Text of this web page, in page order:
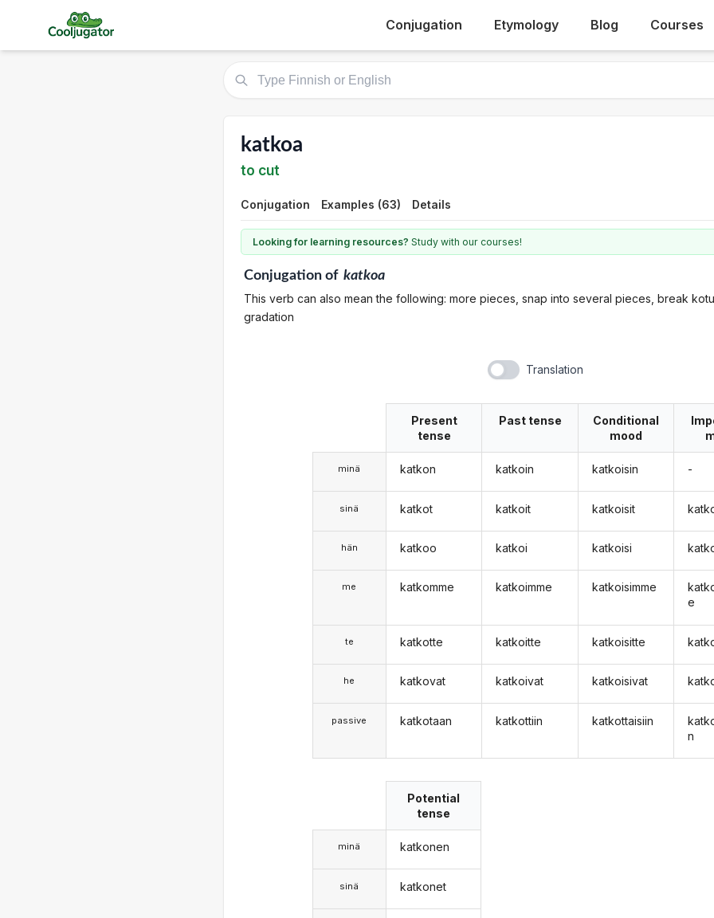
Conjugation Etymology Blog Courses
katkoa
to cut
Conjugation Examples (63) Details
Looking for learning resources? Study with our courses!
Conjugationof katkoa
This verb can also mean the following: more pieces, snap into several pieces, break
gradation
Translation
minä
sinä
hän
me
te
he
passive
Present
tense
katkon
katkot
katkoo
katkomme
katkotte
katkovat
katkotaan
Past tense
katkoin
katkoit
katkoi
katkoimme
katkoitte
katkoivat
katkottiin
Conditional
mood
katkoisin
katkoisit
katkoisi
katkoisimme
katkoisitte
katkoisivat
katkottaisiin
-
e
n
minä
sinä
Potential
tense
katkonen
katkonet